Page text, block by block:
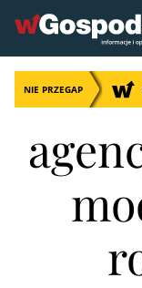
NIE PRZEGAP